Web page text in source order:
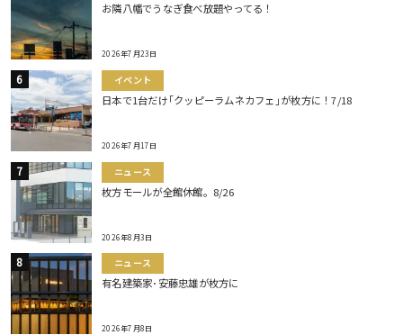
お隣八幡でうなぎ食べ放題やってる！
2026年7月23日
イベント
日本で1台だけ｢クッピーラムネカフェ｣が枚方に！7/18
2026年7月17日
ニュース
枚方モールが全館休館。8/26
2026年8月3日
ニュース
有名建築家･安藤忠雄が枚方に
2026年7月8日